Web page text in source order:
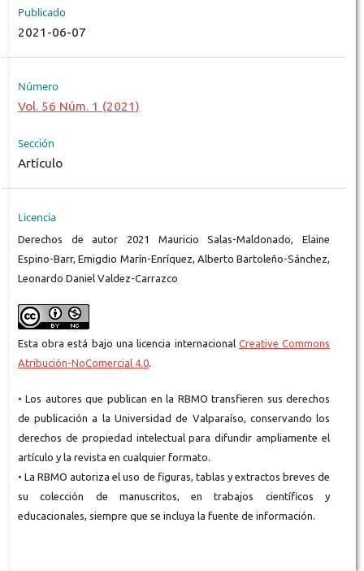
Publicado
2021-06-07
Número
Vol. 56 Núm. 1 (2021)
Sección
Artículo
Licencia
Derechos de autor 2021 Mauricio Salas-Maldonado, Elaine
Espino-Barr, Emigdio Marín-Enríquez, Alberto Bartoleño-Sánchez,
Leonardo Daniel Valdez-Carrazco
Esta obra está bajo una licencia internacional Creative Commons
Atribución-NoComercial 4.0.
• Los autores que publican en la RBMO transfieren sus derechos
de publicación a la Universidad de Valparaíso, conservando los
derechos de propiedad intelectual para difundir ampliamente el
artículo y la revista en cualquier formato.
• La RBMO autoriza el uso de figuras, tablas y extractos breves de
su colección de manuscritos, en trabajos científicos y
educacionales, siempre que se incluya la fuente de información.